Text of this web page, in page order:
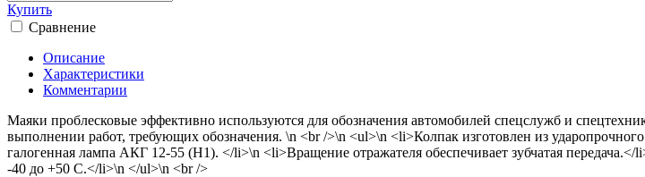
Купить
Сравнение
Описание
Характеристики
Комментарии
Маяки проблесковые эффективно используются для обозначения автомобилей спецслужб и
выполнении работ, требующих обозначения. \n <br />\n <ul>\n <li>Колпак изготовлен из
галогенная лампа АКГ 12-55 (Н1). </li>\n <li>Вращение отражателя обеспечивает зубчатая
-40 до +50 С.</li>\n </ul>\n <br />